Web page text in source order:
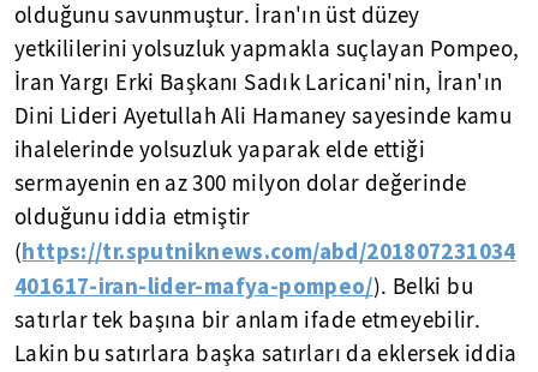
olduğunu savunmuştur. İran'ın üst düzey
yetkililerini yolsuzluk yapmakla suçlayan Pompeo,
İran Yargı Erki Başkanı Sadık Laricani'nin, İran'ın
Dini Lideri Ayetullah Ali Hamaney sayesinde kamu
ihalelerinde yolsuzluk yaparak elde ettiği
sermayenin en az 300 milyon dolar değerinde
olduğunu iddia etmiştir
(https://tr.sputniknews.com/abd/201807231034
401617-iran-lider-mafya-pompeo/). Belki bu
satırlar tek başına bir anlam ifade etmeyebilir.
Lakin bu satırlara başka satırları da eklersek iddia